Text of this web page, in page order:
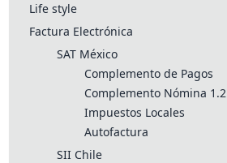
Life style
Factura Electrónica
SAT México
Complemento de Pagos
Complemento Nómina 1.2
Impuestos Locales
Autofactura
SII Chile